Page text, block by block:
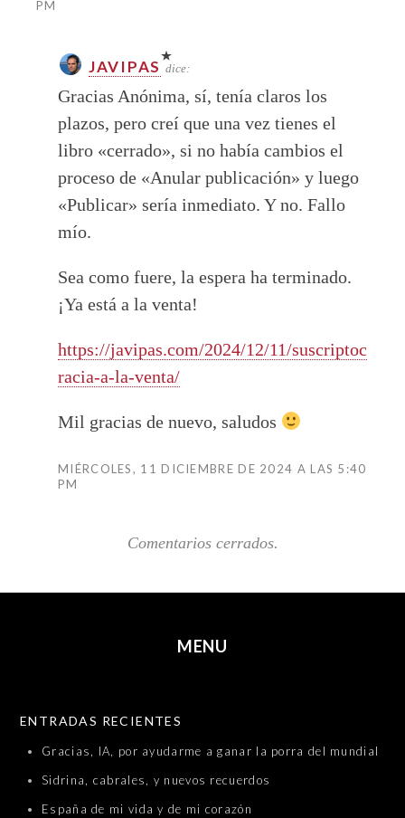
PM
JAVIPAS dice:
Gracias Anónima, sí, tenía claros los
plazos, pero creí que una vez tienes el
libro «cerrado», si no había cambios el
proceso de «Anular publicación» y luego
«Publicar» sería inmediato. Y no. Fallo
mío.
Sea como fuere, la espera ha terminado.
¡Ya está a la venta!
https://javipas.com/2024/12/11/suscriptoc
racia-a-la-venta/
Mil gracias de nuevo, saludos
MIÉRCOLES, 11 DICIEMBRE DE 2024 A LAS 5:40
PM
Comentarios cerrados.
MENU
ENTRADAS RECIENTES
Gracias, IA, por ayudarme a ganar la porra del mundial
Sidrina, cabrales, y nuevos recuerdos
España de mi vida y de mi corazón